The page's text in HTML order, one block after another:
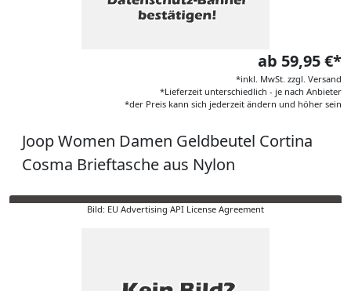
ab 59,95 €*
*inkl. MwSt. zzgl. Versand
*Lieferzeit unterschiedlich - je nach Anbieter
*der Preis kann sich jederzeit ändern und höher sein
Joop Women Damen Geldbeutel Cortina
Cosma Brieftasche aus Nylon
Bild: EU Advertising API License Agreement